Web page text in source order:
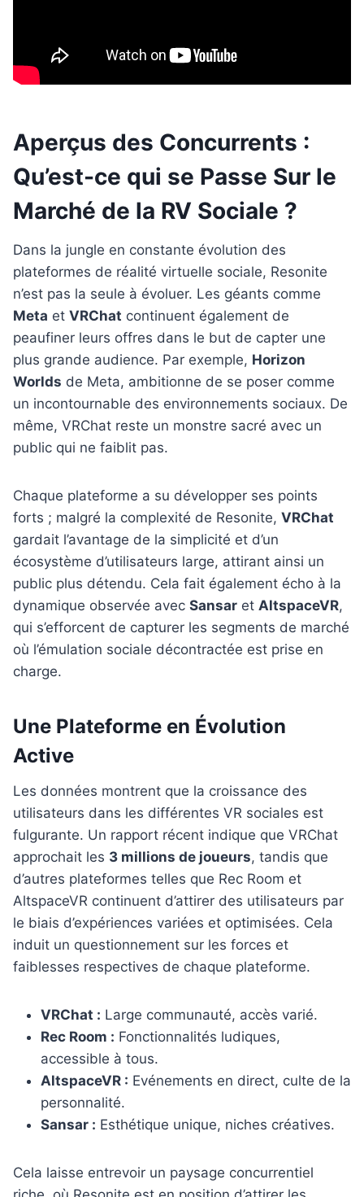
Aperçus des Concurrents :
Qu’est-ce qui se Passe Sur le
Marché de la RV Sociale ?
Dans la jungle en constante évolution des
plateformes de réalité virtuelle sociale, Resonite
n’est pas la seule à évoluer. Les géants comme
Meta et VRChat continuent également de
peaufiner leurs offres dans le but de capter une
plus grande audience. Par exemple, Horizon
Worlds de Meta, ambitionne de se poser comme
un incontournable des environnements sociaux. De
même, VRChat reste un monstre sacré avec un
public qui ne faiblit pas.
Chaque plateforme a su développer ses points
forts ; malgré la complexité de Resonite, VRChat
gardait l’avantage de la simplicité et d’un
écosystème d’utilisateurs large, attirant ainsi un
public plus détendu. Cela fait également écho à la
dynamique observée avec Sansar et AltspaceVR,
qui s’efforcent de capturer les segments de marché
où l’émulation sociale décontractée est prise en
charge.
Une Plateforme en Évolution
Active
Les données montrent que la croissance des
utilisateurs dans les différentes VR sociales est
fulgurante. Un rapport récent indique que VRChat
approchait les 3 millions de joueurs, tandis que
d’autres plateformes telles que Rec Room et
AltspaceVR continuent d’attirer des utilisateurs par
le biais d’expériences variées et optimisées. Cela
induit un questionnement sur les forces et
faiblesses respectives de chaque plateforme.
VRChat : Large communauté, accès varié.
Rec Room : Fonctionnalités ludiques,
accessible à tous.
AltspaceVR : Evénements en direct, culte de la
personnalité.
Sansar : Esthétique unique, niches créatives.
Cela laisse entrevoir un paysage concurrentiel